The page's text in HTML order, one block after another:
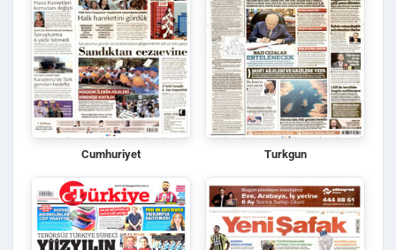
Cumhuriyet Turkgun